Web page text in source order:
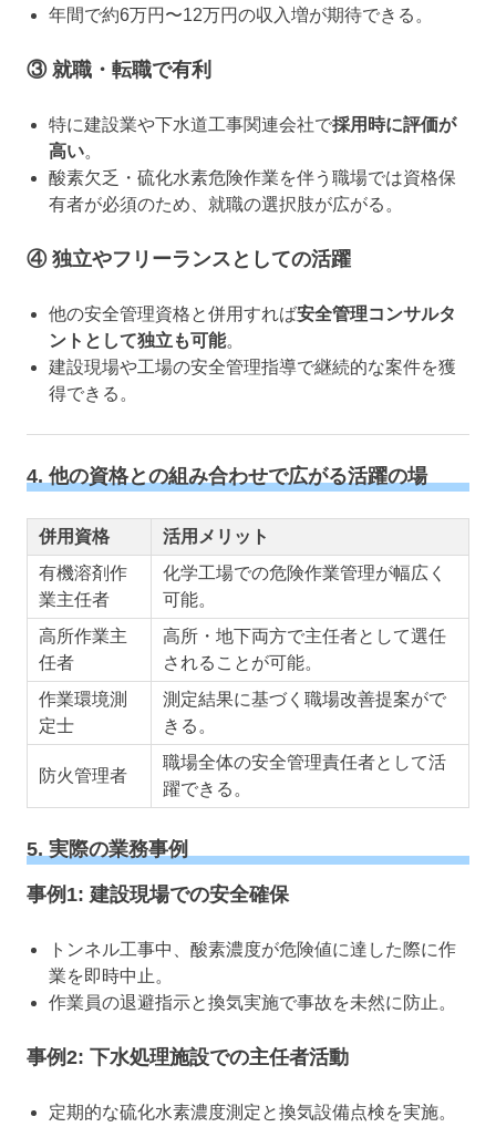
年間で約6万円〜12万円の収入増が期待できる。
③ 就職・転職で有利
特に建設業や下水道工事関連会社で採用時に評価が
高い。
酸素欠乏・硫化水素危険作業を伴う職場では資格保
有者が必須のため、就職の選択肢が広がる。
④ 独立やフリーランスとしての活躍
他の安全管理資格と併用すれば安全管理コンサルタ
ントとして独立も可能。
建設現場や工場の安全管理指導で継続的な案件を獲
得できる。
4. 他の資格との組み合わせで広がる活躍の場
併用資格
活用メリット
有機溶剤作
業主任者
化学工場での危険作業管理が幅広く
可能。
高所作業主
任者
高所・地下両方で主任者として選任
されることが可能。
作業環境測
定士
測定結果に基づく職場改善提案がで
きる。
防火管理者
職場全体の安全管理責任者として活
躍できる。
5. 実際の業務事例
事例1: 建設現場での安全確保
トンネル工事中、酸素濃度が危険値に達した際に作
業を即時中止。
作業員の退避指示と換気実施で事故を未然に防止。
事例2: 下水処理施設での主任者活動
定期的な硫化水素濃度測定と換気設備点検を実施。